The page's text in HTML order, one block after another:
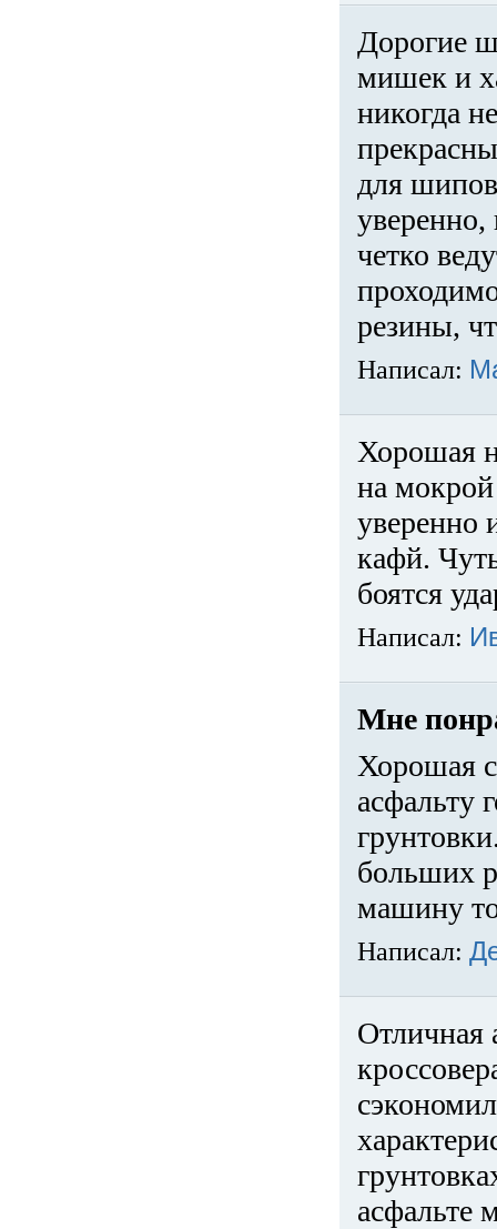
Дорогие
мишек и
никогда
для
четко
резины,
Написал:
Хорошая
на
уверенно
кафй.
боятся
Написал:
Мне
Хорошая
асфальту
больших
машину
Написал:
Отличная
асфальте